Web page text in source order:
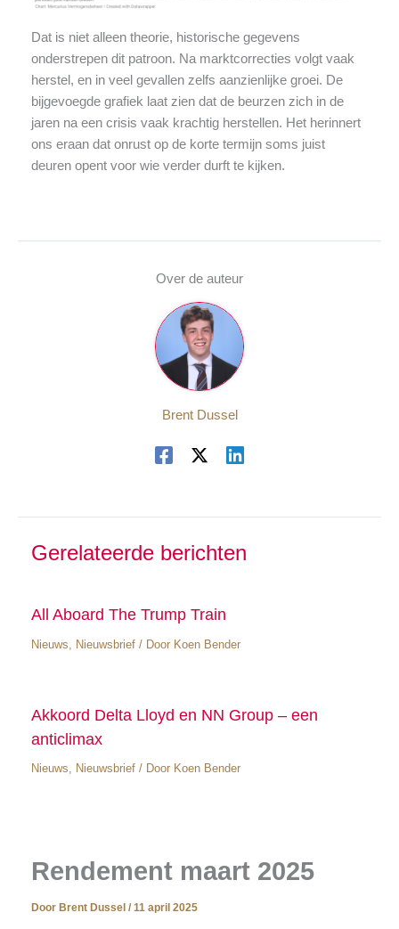
Dat is niet alleen theorie, historische gegevens
onderstrepen dit patroon. Na marktcorrecties volgt vaak
herstel, en in veel gevallen zelfs aanzienlijke groei. De
bijgevoegde grafiek laat zien dat de beurzen zich in de
jaren na een crisis vaak krachtig herstellen. Het herinnert
ons eraan dat onrust op de korte termijn soms juist
deuren opent voor wie verder durft te kijken.
Over de auteur
Brent Dussel
Gerelateerde berichten
All Aboard The Trump Train
Nieuws, Nieuwsbrief/ Door Koen Bender
Akkoord Delta Lloyd en NN Group – een
anticlimax
Nieuws, Nieuwsbrief/ Door Koen Bender
Rendement maart 2025
Door Brent Dussel / 11 april 2025